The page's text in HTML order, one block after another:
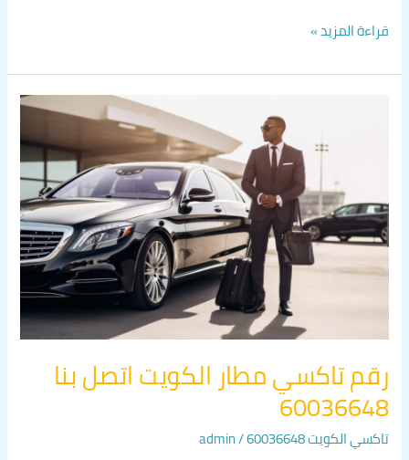
قراءة المزيد »
رقم تاكسي مطار الكويت اتصل بنا
60036648
تاكسي الكويت 60036648 /
admin
اتصل
بنا
60036648